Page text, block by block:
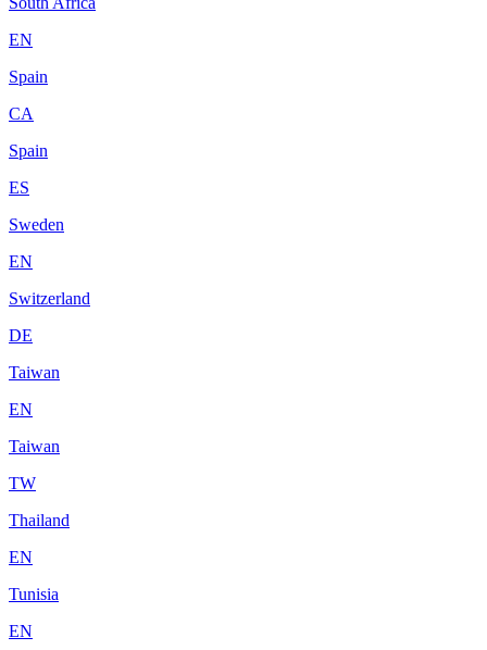
EN
Spain
CA
Spain
ES
Sweden
EN
Switzerland
DE
Taiwan
EN
Taiwan
TW
Thailand
EN
Tunisia
EN